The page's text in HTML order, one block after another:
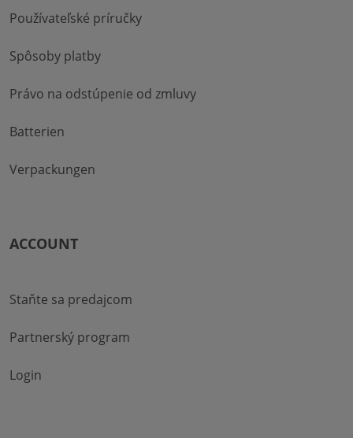
Používateľské príručky
Spôsoby platby
Právo na odstúpenie od zmluvy
Batterien
Verpackungen
ACCOUNT
Staňte sa predajcom
Partnerský program
Login